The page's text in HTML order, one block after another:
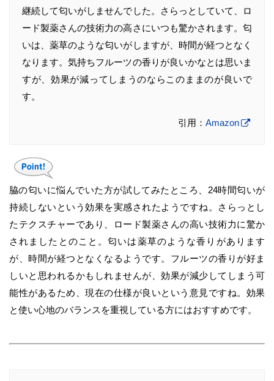
継続して匂いがしませんでした。さらっとしていて、ロ
ード製薬さんの技術力の高さにいつも驚かされます。匂
いは、薬草のような匂いがしますが、時間が経つとなく
なります。気持ちフルーツの香りが良いかなとは思いま
すが、効果が減ってしまうのならこのままのが良いで
す。
引用： Amazon
脇の匂いに悩んでいた方が試してみたところ、24時間匂いが
持続しないという効果を実感されたようですね。さらっとし
たテクスチャーであり、ロード製薬さんの高い技術力に驚か
されましたとのこと。匂いは薬草のような香りがあります
が、時間が経つとなくなるようです。フルーツの香りが好ま
しいと思われるかもしれませんが、効果が減少してしまう可
能性があるため、現在の仕様が良いという意見ですね。効果
と使い心地のバランスを重視している方にはおすすめです。